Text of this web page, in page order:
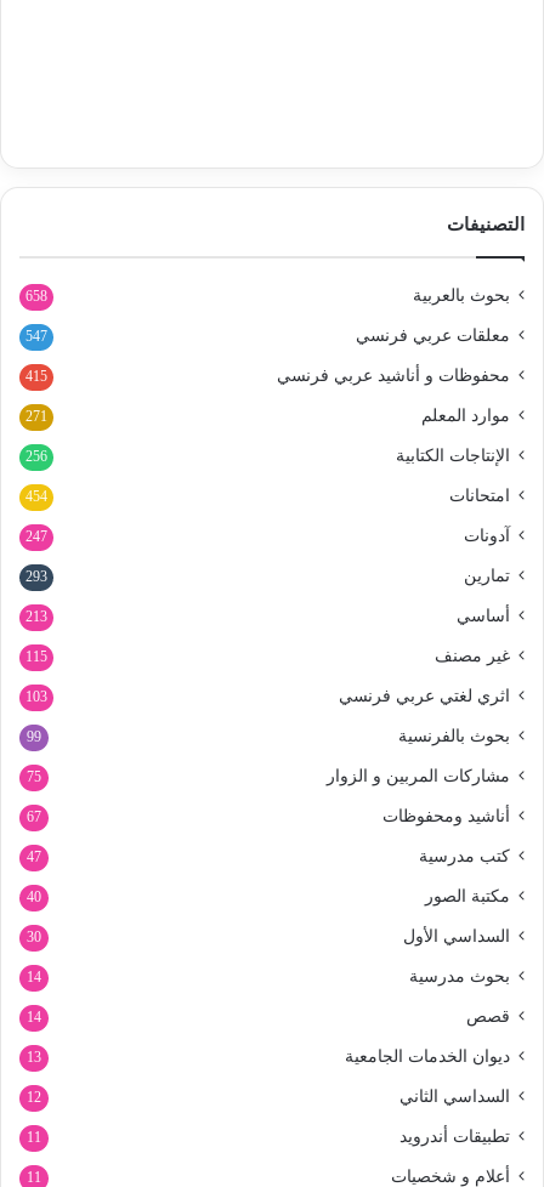
التصنيفات
بحوث بالعربية 658
معلقات عربي فرنسي 547
محفوظات و أناشيد عربي فرنسي 415
موارد المعلم 271
الإنتاجات الكتابية 256
امتحانات 454
آدونات 247
تمارين 293
أساسي 213
غير مصنف 115
اثري لغتي عربي فرنسي 103
بحوث بالفرنسية 99
مشاركات المربين و الزوار 75
أناشيد ومحفوظات 67
كتب مدرسية 47
مكتبة الصور 40
السداسي الأول 30
بحوث مدرسية 14
قصص 14
ديوان الخدمات الجامعية 13
السداسي الثاني 12
تطبيقات أندرويد 11
أعلام و شخصيات 11